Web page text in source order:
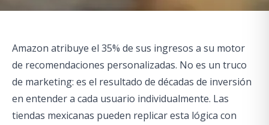
Amazon atribuye el 35% de sus ingresos a su motor
de recomendaciones personalizadas. No es un truco
de marketing: es el resultado de décadas de inversión
en entender a cada usuario individualmente. Las
tiendas mexicanas pueden replicar esta lógica con